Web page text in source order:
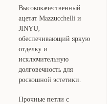
Высококачественный
ацетат Mazzucchelli и
JINYU,
обеспечивающий яркую
отделку и
исключительную
долговечность для
роскошной эстетики.
Прочные петли с